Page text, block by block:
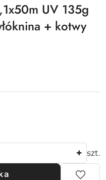
UV 135g
+ kotwy
szt.